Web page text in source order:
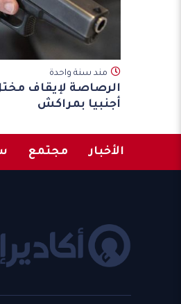
مند سنة واحدة
الرصاصة لإيقاف
أجنبيا بمراكش
الأخبار مجتمع